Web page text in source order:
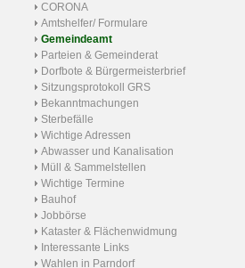
CORONA
Amtshelfer/ Formulare
Gemeindeamt
Parteien & Gemeinderat
Dorfbote & Bürgermeisterbrief
Sitzungsprotokoll GRS
Bekanntmachungen
Sterbefälle
Wichtige Adressen
Abwasser und Kanalisation
Müll & Sammelstellen
Wichtige Termine
Bauhof
Jobbörse
Kataster & Flächenwidmung
Interessante Links
Wahlen in Parndorf